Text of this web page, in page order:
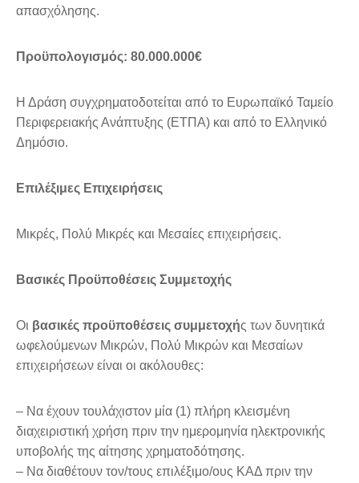
απασχόλησης.
Προϋπολογισμός: 80.000.000€
Η Δράση συγχρηματοδοτείται από το Ευρωπαϊκό Ταμείο
Περιφερειακής Ανάπτυξης (ΕΤΠΑ) και από το Ελληνικό
Δημόσιο.
Επιλέξιμες Επιχειρήσεις
Μικρές, Πολύ Μικρές και Μεσαίες επιχειρήσεις.
Βασικές Προϋποθέσεις Συμμετοχής
Οι βασικές προϋποθέσεις συμμετοχής των δυνητικά
ωφελούμενων Μικρών, Πολύ Μικρών και Μεσαίων
επιχειρήσεων είναι οι ακόλουθες:
– Να έχουν τουλάχιστον μία (1) πλήρη κλεισμένη
διαχειριστική χρήση πριν την ημερομηνία ηλεκτρονικής
υποβολής της αίτησης χρηματοδότησης.
– Να διαθέτουν τον/τους επιλέξιμο/ους ΚΑΔ πριν την